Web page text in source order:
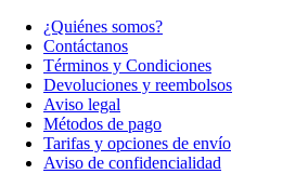
¿Quiénes somos?
Contáctanos
Términos y Condiciones
Devoluciones y reembolsos
Aviso legal
Métodos de pago
Tarifas y opciones de envío
Aviso de confidencialidad